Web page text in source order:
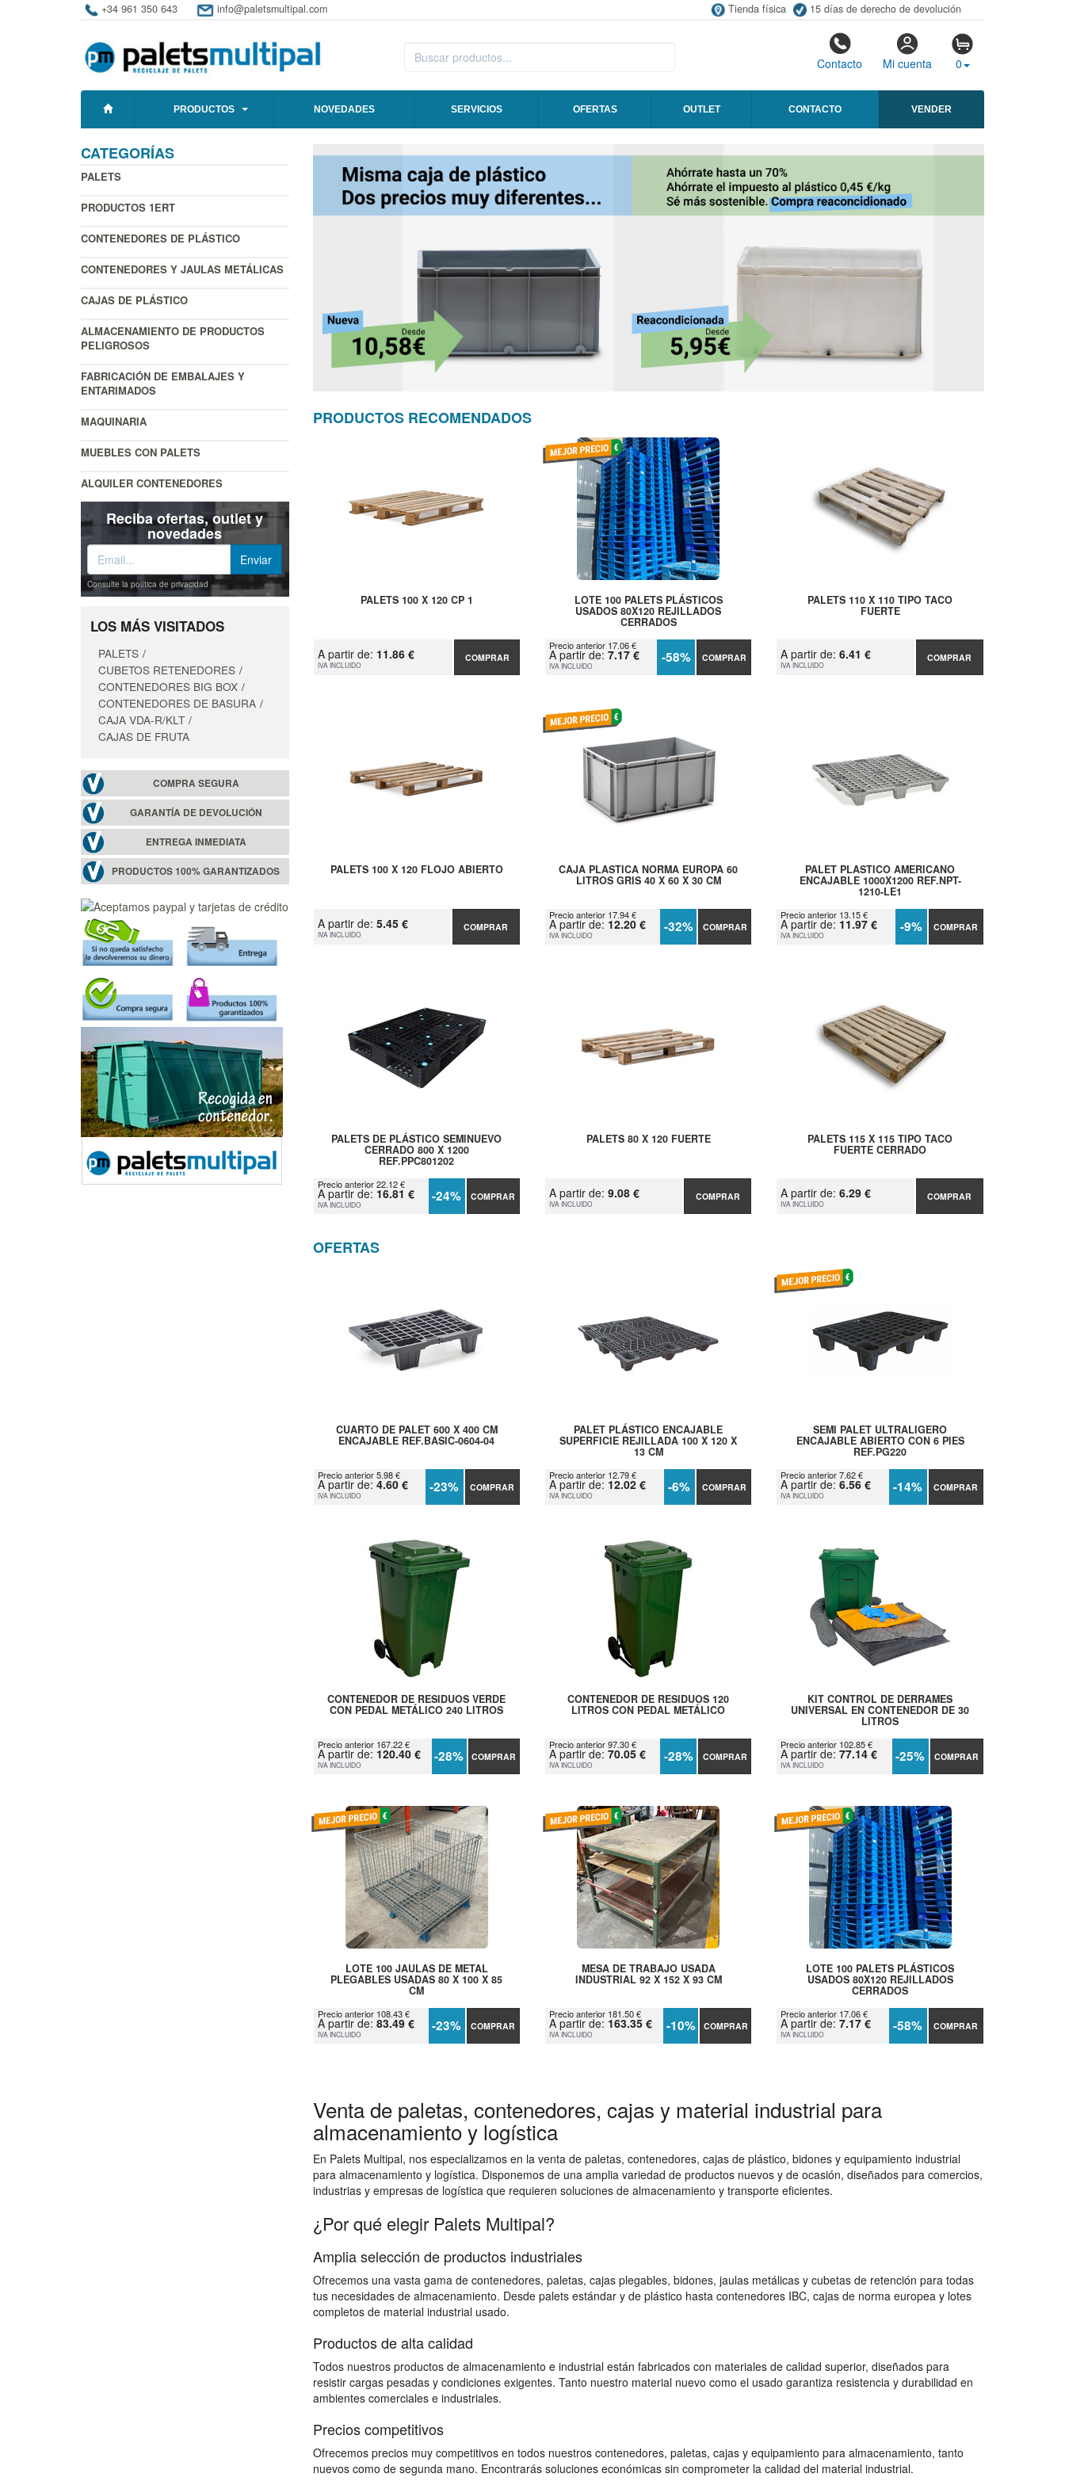
+34 961 350 643 info@paletsmultipal.com Tienda física 15 días de derecho de devolución
Contacto Mi cuenta 0
PRODUCTOS NOVEDADES SERVICIOS OFERTAS OUTLET CONTACTO VENDER
CATEGORÍAS
PALETS
PRODUCTOS 1ERT
CONTENEDORES DE PLÁSTICO
CONTENEDORES Y JAULAS METÁLICAS
CAJAS DE PLÁSTICO
ALMACENAMIENTO DE PRODUCTOS
PELIGROSOS
FABRICACIÓN DE EMBALAJES Y
ENTARIMADOS
MAQUINARIA
MUEBLES CON PALETS
ALQUILER CONTENEDORES
Reciba ofertas, outlet y
novedades
Consulte la política de privacidad
LOS MÁS VISITADOS
PALETS
CUBETOS RETENEDORES
CONTENEDORES BIG BOX
CONTENEDORES DE BASURA
CAJA VDA-R/KLT
CAJAS DE FRUTA
COMPRA SEGURA
GARANTÍA DE DEVOLUCIÓN
ENTREGA INMEDIATA
PRODUCTOS 100% GARANTIZADOS
PRODUCTOS RECOMENDADOS
PALETS 100 X 120 CP 1
A partir de: 11.86 €
IVA INCLUIDO
COMPRAR
LOTE 100 PALETS PLÁSTICOS
USADOS 80X120 REJILLADOS
CERRADOS
Precio anterior 17.06 €
A partir de: 7.17 €
IVA INCLUIDO -58% COMPRAR
PALETS 110 X 110 TIPO TACO
FUERTE
A partir de:6.41 €
IVA INCLUIDO
COMPRAR
PALETS 100 X 120 FLOJO ABIERTO
A partir de: 5.45 €
IVA INCLUIDO
COMPRAR
CAJA PLASTICA NORMA EUROPA 60
LITROS GRIS 40 X 60 X 30 CM
Precio anterior 17.94 €
A partir de: 12.20 €
IVA INCLUIDO -32% COMPRAR
PALET PLASTICO AMERICANO
ENCAJABLE 1000X1200 REF.NPT-
1210-LE1
Precio anterior 13.15 €
A partir de: 11.97 €
IVA INCLUIDO -9% COMPRAR
PALETS DE PLÁSTICO SEMINUEVO
CERRADO 800 X 1200
REF.PPC801202
Precio anterior 22.12 €
A partir de: 16.81 €
IVA INCLUIDO -24% COMPRAR
PALETS 80 X 120 FUERTE
A partir de: 9.08 €
IVA INCLUIDO
COMPRAR
PALETS 115 X 115 TIPO TACO
FUERTE CERRADO
A partir de:6.29 €
IVA INCLUIDO
COMPRAR
OFERTAS
CUARTO DE PALET 600 X 400 CM
ENCAJABLE REF.BASIC-0604-04
Precio anterior 5.98 €
A partir de: 4.60 €
IVA INCLUIDO -23% COMPRAR
PALET PLÁSTICO ENCAJABLE
SUPERFICIE REJILLADA 100 X 120 X
13 CM
Precio anterior 12.79 €
A partir de: 12.02 €
IVA INCLUIDO -6% COMPRAR
SEMI PALET ULTRALIGERO
ENCAJABLE ABIERTO CON 6 PIES
REF.PG220
Precio anterior 7.62 €
A partir de:6.56 €
IVA INCLUIDO -14% COMPRAR
CONTENEDOR DE RESIDUOS VERDE
CON PEDAL METÁLICO 240 LITROS
Precio anterior 167.22 €
A partir de: 120.40 €
IVA INCLUIDO -28% COMPRAR
CONTENEDOR DE RESIDUOS 120
LITROS CON PEDAL METÁLICO
Precio anterior 97.30 €
A partir de: 70.05 €
IVA INCLUIDO -28% COMPRAR
KIT CONTROL DE DERRAMES
UNIVERSAL EN CONTENEDOR DE 30
LITROS
Precio anterior 102.85 €
A partir de:77.14 €
IVA INCLUIDO -25% COMPRAR
LOTE 100 JAULAS DE METAL
PLEGABLES USADAS 80 X 100 X 85
CM
Precio anterior 108.43 €
A partir de: 83.49 €
IVA INCLUIDO -23% COMPRAR
MESA DE TRABAJO USADA
INDUSTRIAL 92 X 152 X 93 CM
Precio anterior 181.50 €
A partir de: 163.35 €
IVA INCLUIDO -10% COMPRAR
LOTE 100 PALETS PLÁSTICOS
USADOS 80X120 REJILLADOS
CERRADOS
Precio anterior 17.06 €
A partir de:7.17 €
IVA INCLUIDO -58% COMPRAR
Venta de paletas, contenedores, cajas y material industrial para
almacenamiento y logística
En Palets Multipal, nos especializamos en la venta de paletas, contenedores, cajas de plástico, bidones y equipamiento industrial
para almacenamiento y logística. Disponemos de una amplia variedad de productos nuevos y de ocasión, diseñados para comercios,
industrias y empresas de logística que requieren soluciones de almacenamiento y transporte eficientes.
¿Por qué elegir Palets Multipal?
Amplia selección de productos industriales
Ofrecemos una vasta gama de contenedores, paletas, cajas plegables, bidones, jaulas metálicas y cubetas de retención para todas
tus necesidades de almacenamiento. Desde palets estándar y de plástico hasta contenedores IBC, cajas de norma europea y lotes
completos de material industrial usado.
Productos de alta calidad
Todos nuestros productos de almacenamiento e industrial están fabricados con materiales de calidad superior, diseñados para
resistir cargas pesadas y condiciones exigentes. Tanto nuestro material nuevo como el usado garantiza resistencia y durabilidad en
ambientes comerciales e industriales.
Precios competitivos
Ofrecemos precios muy competitivos en todos nuestros contenedores, paletas, cajas y equipamiento para almacenamiento, tanto
nuevos como de segunda mano. Encontrarás soluciones económicas sin comprometer la calidad del material industrial.